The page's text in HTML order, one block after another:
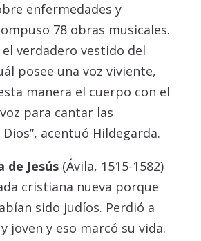
enfermedades y
78 obras musicales.
el verdadero vestido del
posee una voz viviente,
manera el cuerpo con el
para cantar las
acentuó Hildegarda.
de Jesús(Ávila, 1515-1582)
cristiana nueva porque
sido judíos. Perdió a
joven y eso marcó su vida.